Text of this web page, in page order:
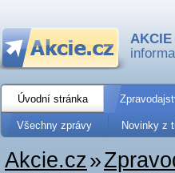
AKCIE
Úvodní stránka
Všechny zprávy Novinky z
Akcie.cz»